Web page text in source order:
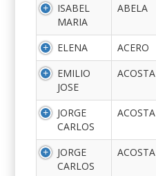
ISABEL
MARIA
ABELA
ELENA ACERO
EMILIO
JOSE
ACOSTA
JORGE
CARLOS
ACOSTA
JORGE
CARLOS
ACOSTA